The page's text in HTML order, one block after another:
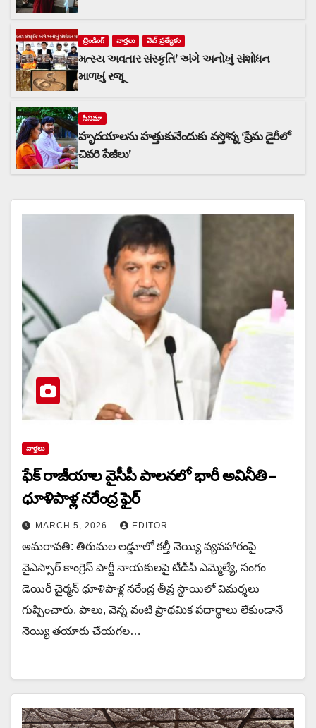
ట్రెండింగ్ వార్త‌లు వెబ్ ప్రత్యేకం
મત્સ્ય અવતાર સંસ્કૃતિ’ અંગે અનોખું સંશોધન
માળખું રજૂ
సినిమా
హృదయాలను హత్తుకునేందుకు వస్తోన్న ‘ప్రేమ డైరీలో
చివరి పేజీలు’
వార్త‌లు
ఫేక్ రాజీయాల వైసీపీ పాలనలో భారీ అవినీతి –
ధూళిపాళ్ల నరేంద్ర ఫైర్
MARCH 5, 2026 EDITOR
అమరావతి: తిరుమల లడ్డూలో కల్తీ నెయ్యి వ్యవహారంపై
వైఎస్సార్ కాంగ్రెస్ పార్టీ నాయకులపై టీడీపీ ఎమ్మెల్యే, సంగం
డెయిరీ చైర్మన్ ధూళిపాళ్ల నరేంద్ర తీవ్ర స్థాయిలో విమర్శలు
గుప్పించారు. పాలు, వెన్న వంటి ప్రాథమిక పదార్థాలు లేకుండానే
నెయ్యి తయారు చేయగల…